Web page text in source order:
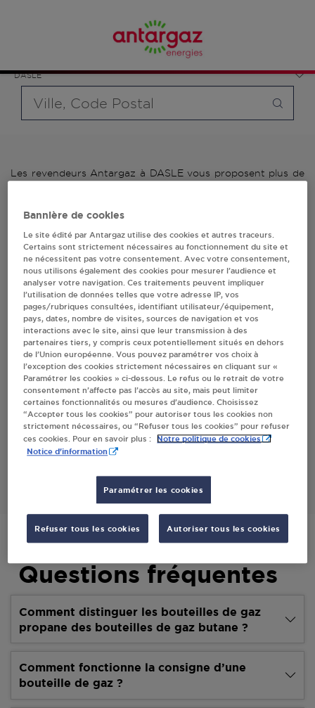
Bourgogne-Franche-Comté
DASLE
bouteille souhaité et le type de point de vente (revendeur /
distributeur automatique de bouteilles de gaz ou station GPL
carburant)
Les revendeurs Antargaz à DASLE vous proposent plus de
Antargaz à DASLE, l'adresse, le numéro de téléphone de
1 revendeur(s) Antargaz
à DASLE
Villes
SIRLONGE MARIELLE DASLE
TABAC PRESSE EPICERIE
10, RUE DU MOULIN
25230DASLE
Questions fréquentes
Comment distinguer les bouteilles de gaz
propane des bouteilles de gaz butane ?
Comment fonctionne la consigne d’une
bouteille de gaz ?
Bannière de cookies
Le site édité par Antargaz utilise des cookies et autres traceurs.
Certains sont strictement nécessaires au fonctionnement du site et
ne nécessitent pas votre consentement. Avec votre consentement,
nous utilisons également des cookies pour mesurer l’audience et
analyser votre navigation. Ces traitements peuvent impliquer
l’utilisation de données telles que votre adresse IP, vos
pages/rubriques consultées, identifiant utilisateur/équipement,
pays, dates, nombre de visites, sources de navigation et vos
interactions avec le site, ainsi que leur transmission à des
partenaires tiers, y compris ceux potentiellement situés en dehors
de l’Union européenne. Vous pouvez paramétrer vos choix à
l’exception des cookies strictement nécessaires en cliquant sur «
Paramétrer les cookies » ci-dessous. Le refus ou le retrait de votre
consentement n’affecte pas l’accès au site, mais peut limiter
certaines fonctionnalités ou mesures d’audience. Choisissez
“Accepter tous les cookies” pour autoriser tous les cookies non
strictement nécessaires, ou “Refuser tous les cookies” pour refuser
ces cookies. Pour en savoir plus :
Notre politique de cookies
Notice d'information
Paramétrer les cookies
Refuser tous les cookies Autoriser tous les cookies